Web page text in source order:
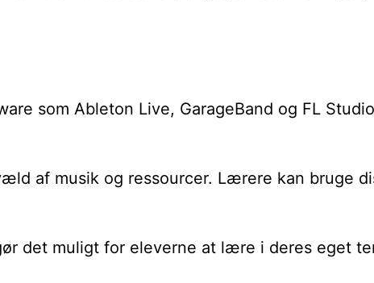
som Ableton Live, GarageBand og FL
af musik og ressourcer. Lærere kan bruge
det muligt for eleverne at lære i deres